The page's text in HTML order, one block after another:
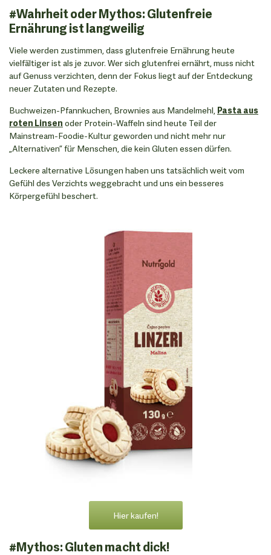
#Wahrheit oder Mythos: Glutenfreie
Ernährung ist langweilig
Viele werden zustimmen, dass glutenfreie Ernährung heute
vielfältiger ist als je zuvor. Wer sich glutenfrei ernährt, muss nicht
auf Genuss verzichten, denn der Fokus liegt auf der Entdeckung
neuer Zutaten und Rezepte.
Buchweizen-Pfannkuchen, Brownies aus Mandelmehl, Pasta aus
roten Linsen oder Protein-Waffeln sind heute Teil der
Mainstream-Foodie-Kultur geworden und nicht mehr nur
„Alternativen” für Menschen, die kein Gluten essen dürfen.
Leckere alternative Lösungen haben uns tatsächlich weit vom
Gefühl des Verzichts weggebracht und uns ein besseres
Körpergefühl beschert.
Hier kaufen!
#Mythos: Gluten macht dick!